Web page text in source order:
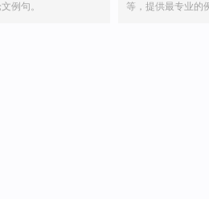
例句。
等，提供最专业的